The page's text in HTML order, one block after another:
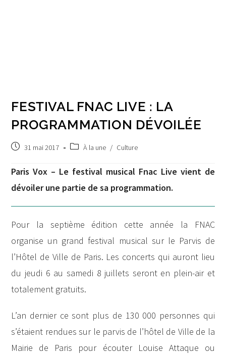
FESTIVAL FNAC LIVE : LA
PROGRAMMATION DÉVOILÉE
Post31 mai 2017
PostÀ la une / Culture
Paris Vox – Le festival musical Fnac Live vient de
dévoiler une partie de sa programmation.
Pour la septième édition cette année la FNAC
organise un grand festival musical sur le Parvis de
l’Hôtel de Ville de Paris. Les concerts qui auront lieu
du jeudi 6 au samedi 8 juillets seront en plein-air et
totalement gratuits.
L’an dernier ce sont plus de 130 000 personnes qui
s’étaient rendues sur le parvis de l’hôtel de Ville de la
Mairie de Paris pour écouter Louise Attaque ou